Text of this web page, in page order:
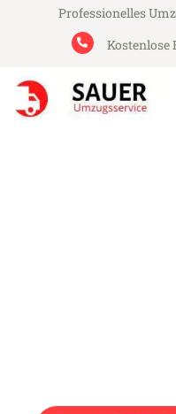
Professionelles
Kostenlose